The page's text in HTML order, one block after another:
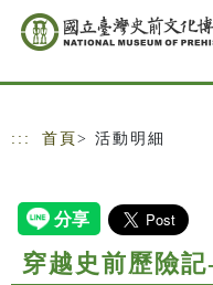
跳到主要內容
網站導覽
::: 首頁 > 活動明細
穿越史前歷險